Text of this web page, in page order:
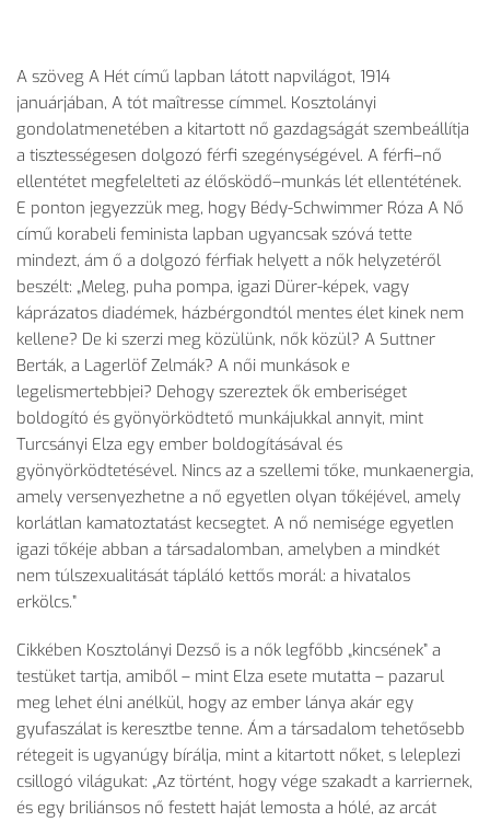
A szöveg A Hét című lapban látott napvilágot, 1914
januárjában, A tót maîtresse címmel. Kosztolányi
gondolatmenetében a kitartott nő gazdagságát szembeállítja
a tisztességesen dolgozó férfi szegénységével. A férfi–nő
ellentétet megfelelteti az élősködő–munkás lét ellentétének.
E ponton jegyezzük meg, hogy Bédy-Schwimmer Róza A Nő
című korabeli feminista lapban ugyancsak szóvá tette
mindezt, ám ő a dolgozó férfiak helyett a nők helyzetéről
beszélt: „Meleg, puha pompa, igazi Dürer-képek, vagy
káprázatos diadémek, házbérgondtól mentes élet kinek nem
kellene? De ki szerzi meg közülünk, nők közül? A Suttner
Berták, a Lagerlöf Zelmák? A női munkások e
legelismertebbjei? Dehogy szereztek ők emberiséget
boldogító és gyönyörködtető munkájukkal annyit, mint
Turcsányi Elza egy ember boldogításával és
gyönyörködtetésével. Nincs az a szellemi tőke, munkaenergia,
amely versenyezhetne a nő egyetlen olyan tőkéjével, amely
korlátlan kamatoztatást kecsegtet. A nő nemisége egyetlen
igazi tőkéje abban a társadalomban, amelyben a mindkét
nem túlszexualitását tápláló kettős morál: a hivatalos
erkölcs.”
Cikkében Kosztolányi Dezső is a nők legfőbb „kincsének” a
testüket tartja, amiből – mint Elza esete mutatta – pazarul
meg lehet élni anélkül, hogy az ember lánya akár egy
gyufaszálat is keresztbe tenne. Ám a társadalom tehetősebb
rétegeit is ugyanúgy bírálja, mint a kitartott nőket, s leleplezi
csillogó világukat: „Az történt, hogy vége szakadt a karriernek,
és egy briliánsos nő festett haját lemosta a hólé, az arcát